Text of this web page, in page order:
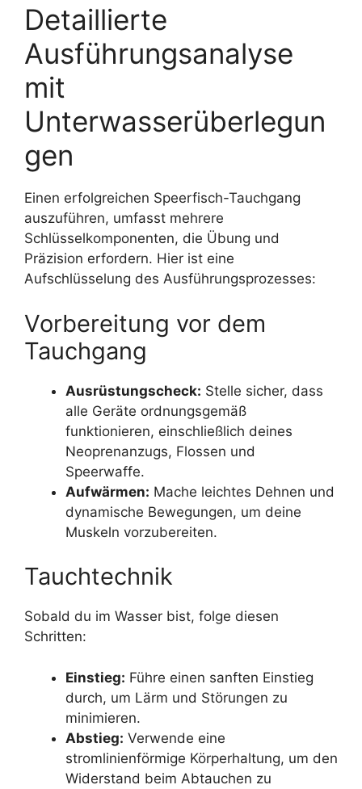
Detaillierte
Ausführungsanalyse
mit
Unterwasserüberlegun
gen
Einen erfolgreichen Speerfisch-Tauchgang
auszuführen, umfasst mehrere
Schlüsselkomponenten, die Übung und
Präzision erfordern. Hier ist eine
Aufschlüsselung des Ausführungsprozesses:
Vorbereitung vor dem
Tauchgang
Ausrüstungscheck: Stelle sicher, dass
alle Geräte ordnungsgemäß
funktionieren, einschließlich deines
Neoprenanzugs, Flossen und
Speerwaffe.
Aufwärmen: Mache leichtes Dehnen und
dynamische Bewegungen, um deine
Muskeln vorzubereiten.
Tauchtechnik
Sobald du im Wasser bist, folge diesen
Schritten:
Einstieg: Führe einen sanften Einstieg
durch, um Lärm und Störungen zu
minimieren.
Abstieg: Verwende eine
stromlinienförmige Körperhaltung, um den
Widerstand beim Abtauchen zu